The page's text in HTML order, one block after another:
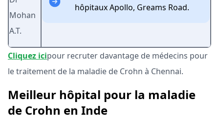
Mohan
A.T.
hôpitaux Apollo, Greams Road.
Cliquez icipour recruter davantage de médecins pour
le traitement de la maladie de Crohn à Chennai.
Meilleur hôpital pour la maladie
de Crohn en Inde